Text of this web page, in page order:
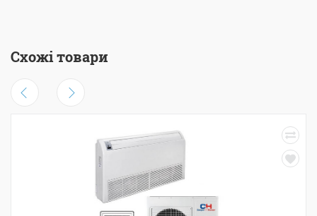
Схожі товари